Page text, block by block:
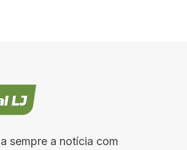
sempre a notícia com